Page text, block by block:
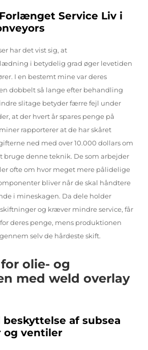
Service Liv i
har det vist sig, at
i betydelig grad øger levetiden
I en bestemt mine var deres
dobbelt så lange efter behandling
slitage betyder færre fejl under
at der hvert år spares penge på
rapporterer at de har skåret
ned med over 10.000 dollars om
bruge denne teknik. De som arbejder
ofte om hvor meget mere pålidelige
bliver når de skal håndtere
i mineskagen. Da dele holder
og kræver mindre service, får
deres penge, mens produktionen
selv de hårdeste skift.
olie- og
med weld overlay
af subsea
og ventiler